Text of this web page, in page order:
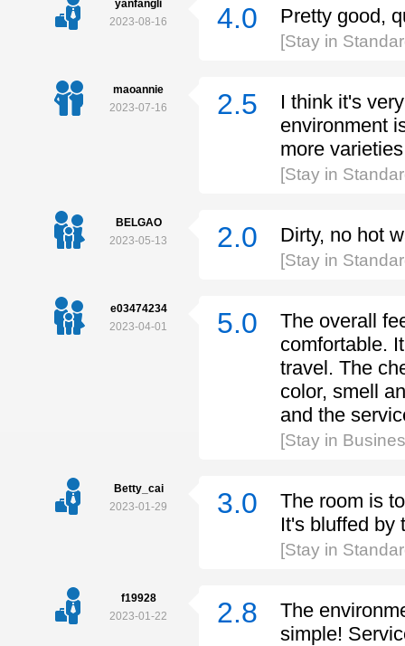
yanfangli
2023-08-16
4.0 Pretty good,
[Stay in
maoannie
2023-07-16
2.5
I think it's
environment
more
[Stay in
BELGAO
2023-05-13
2.0 Dirty, no hot
[Stay in
e03474234
2023-04-01
5.0
The overall
comfortable.
travel. The
color, smell
and the
[Stay in
Betty_cai
2023-01-29
3.0
The room is
It's bluffed by
[Stay in
f19928
2023-01-22
2.8
The
simple!